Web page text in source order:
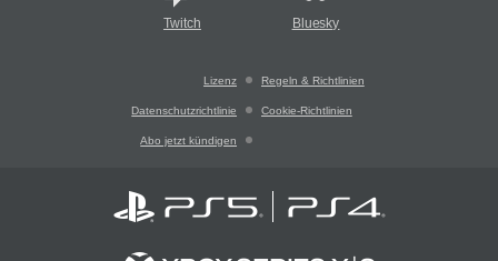
Twitch Bluesky
Lizenz Regeln & Richtlinien
Datenschutzrichtlinie Cookie-Richtlinien
Abo jetzt kündigen